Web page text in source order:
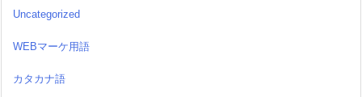
Uncategorized
WEBマーケ用語
カタカナ語